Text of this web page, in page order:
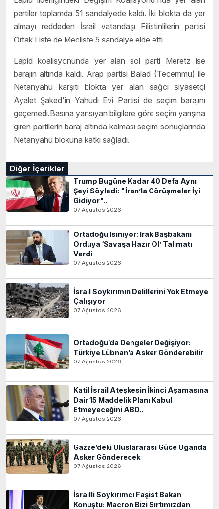
partiler toplamda 51 sandalyede kaldı. İki blokta da yer
almayı reddeden İsrail vatandaşı Filistinlilerin partisi
Ortak Liste de Mecliste 5 sandalye elde etti.
Lapid koalisyonunda yer alan sol parti Meretz ise
barajın altında kaldı. Arap partisi Balad (Tecemmu) ile
Netanyahu karşıtı blokta yer alan sağcı siyasetçi
Ayalet Şaked'in Yahudi Evi Partisi de seçim barajını
geçemedi.Basına yansıyan bilgilere göre seçim yarışına
giren partilerin baraj altında kalması seçim sonuçlarında
Netanyahu blokuna katkı sağladı.
Diğer İçerikler
Trump Bugüne Kadar 40 Defa Aynı
Şeyi Söyledi: "İran’la Görüşmeler İyi
Gidiyor"..
07 Ağustos 2026
Ortadoğu Isınıyor: Irak Başbakanı
Orduya ‘Savaşa Hazır Ol’ Talimatı
Verdi
07 Ağustos 2026
İsrail Soykırımın Delillerini Yok Etmeye
Çalışıyor
07 Ağustos 2026
Ortadoğu’da Dengeler Değişiyor:
Türkiye Lübnan’a Asker Gönderebilir
07 Ağustos 2026
Katil İsrail Ateşkesin İkinci Aşamasına
Dair 15 Maddelik Planı Kabul
Etmeyeceğini ABD..
07 Ağustos 2026
Gazze’deki Uluslararası Güce Uganda
Asker Gönderecek
07 Ağustos 2026
İsrailli Soykırımcı Faşist Bakan
Konuştu: Macron Bizi Sırtımızdan